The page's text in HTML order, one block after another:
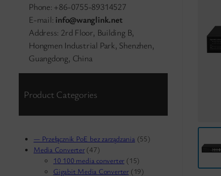
Phone: +86-0755-89314527
E-mail: info@wanglink.net
Address: 2rd Floor, Building B,
Hongmen Industrial Park, Shenzhen,
Guangdong, China
Product Categories
— Przełącznik PoE bez zarządzania (55)
Media Converter(47)
10 100 media converter (15)
Gigabit Media Converter(19)